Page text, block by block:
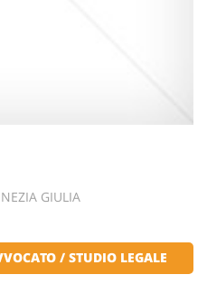
GIULIA
/ STUDIO LEGALE